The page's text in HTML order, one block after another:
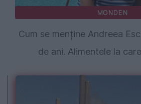
MONDEN
Cum se menține Andreea
de ani. Alimentele la